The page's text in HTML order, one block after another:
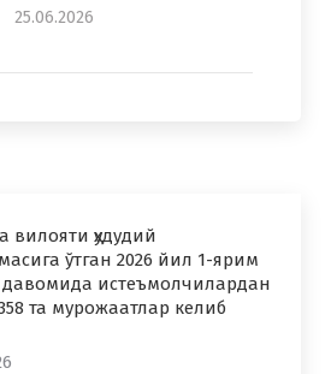
25.06.2026
вилояти ҳудудий
ўтган 2026 йил 1-ярим
истеъмолчилардан
та мурожаатлар келиб